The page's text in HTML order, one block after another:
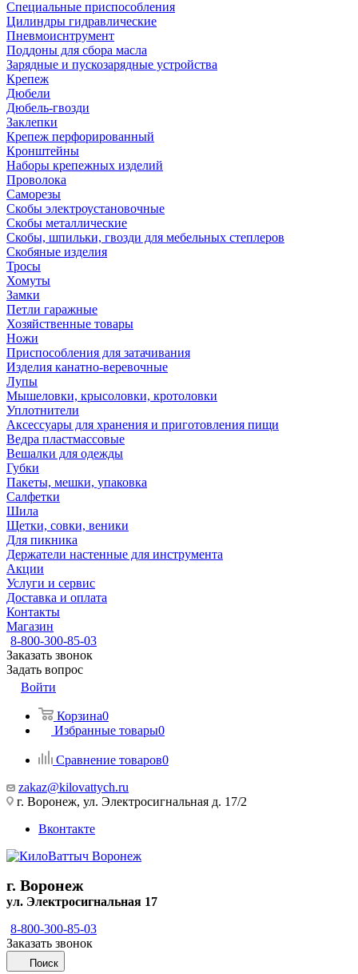
Специальные приспособления
Цилиндры гидравлические
Пневмоиснтрумент
Поддоны для сбора масла
Зарядные и пускозарядные устройства
Крепеж
Дюбели
Дюбель-гвозди
Заклепки
Крепеж перфорированный
Кронштейны
Наборы крепежных изделий
Проволока
Саморезы
Скобы электроустановочные
Скобы металлические
Скобы, шпильки, гвозди для мебельных степлеров
Скобяные изделия
Тросы
Хомуты
Замки
Петли гаражные
Хозяйственные товары
Ножи
Приспособления для затачивания
Изделия канатно-веревочные
Лупы
Мышеловки, крысоловки, кротоловки
Уплотнители
Аксессуары для хранения и приготовления пищи
Ведра пластмассовые
Вешалки для одежды
Губки
Пакеты, мешки, упаковка
Салфетки
Шила
Щетки, совки, веники
Для пикника
Держатели настенные для инструмента
Акции
Услуги и сервис
Доставка и оплата
Контакты
Магазин
8-800-300-85-03
Заказать звонок
Задать вопрос
Войти
Корзина0
Избранные товары0
Сравнение товаров0
zakaz@kilovattych.ru
г. Воронеж, ул. Электросигнальная д. 17/2
Вконтакте
г. Воронеж
ул. Электросигнальная 17
8-800-300-85-03
Заказать звонок
Поиск